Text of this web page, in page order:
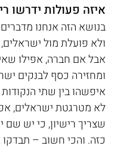
איזה פעולות ידרשו
בנושא הזה אנחנו
ולא פועלת מול
אבל אם חברה, אפילו
ומחזירה כסף לבנקים
איפשהו בין שתי
לא מטרגטת ישראלים,
שצריך רישיון, כי יש
כזה. והכי חשוב –